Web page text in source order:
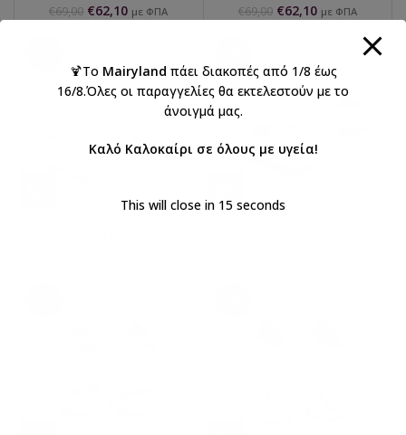
€69,00 €62,10 με ΦΠΑ
€69,00 €62,10 με ΦΠΑ
🍹Το Mairyland πάει διακοπές από 1/8 έως
16/8.Όλες οι παραγγελίες θα εκτελεστούν με το
άνοιγμά μας.
Καλό Καλοκαίρι σε όλους με υγεία!
This will close in 14 seconds